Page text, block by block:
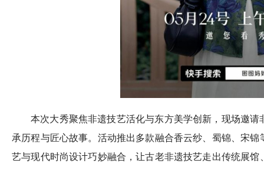
本次大秀聚焦非遗技艺活化与东方美学创新，现场邀
承历程与匠心故事。活动推出多款融合香云纱、蜀锦、宋
艺与现代时尚设计巧妙融合，让古老非遗技艺走出传统展